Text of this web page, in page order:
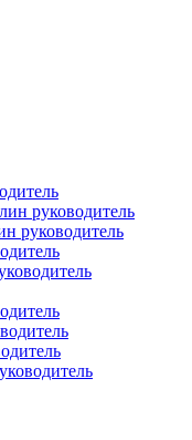
руководитель
руководитель